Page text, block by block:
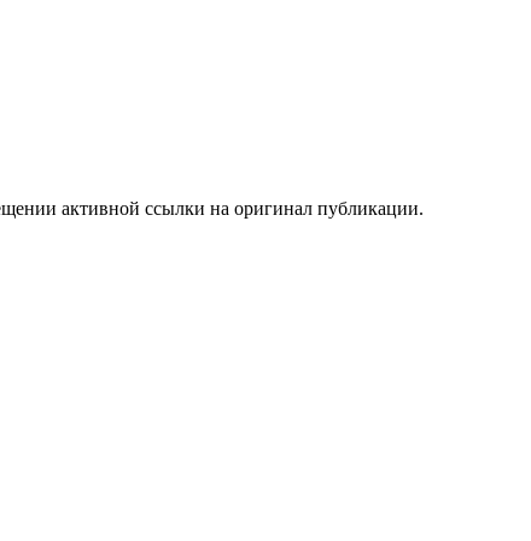
активной ссылки на оригинал публикации.